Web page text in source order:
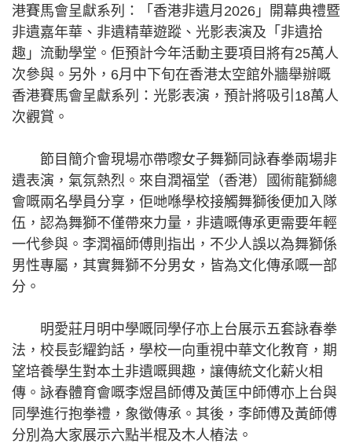
港賽馬會呈獻系列：「香港非遺月2026」開幕典禮暨
非遺嘉年華、非遺精華遊蹤、光影表演及「非遺拾
趣」流動學堂。佢預計今年活動主要項目將有25萬人
次參與。另外，6月中下旬在香港太空館外牆舉辦嘅
香港賽馬會呈獻系列：光影表演，預計將吸引18萬人
次觀賞。
節目簡介會現場亦帶嚟女子舞獅同詠春拳兩場非
遺表演，氣氛熱烈。來自潤福堂（香港）國術龍獅總
會嘅兩名學員分享，佢哋喺學校接觸舞獅後便加入隊
伍，認為舞獅不僅帶來力量，非遺嘅傳承更需要年輕
一代參與。李潤福師傅則指出，不少人誤以為舞獅係
男性專屬，其實舞獅不分男女，皆為文化傳承嘅一部
分。
明愛莊月明中學嘅同學仔亦上台展示五套詠春拳
法，校長彭耀鈞話，學校一向重視中華文化教育，期
望培養學生對本土非遺嘅興趣，讓傳統文化薪火相
傳。詠春體育會嘅李煜昌師傅及黃匡中師傅亦上台與
同學進行抱拳禮，象徵傳承。其後，李師傅及黃師傅
分別為大家展示六點半棍及木人樁法。